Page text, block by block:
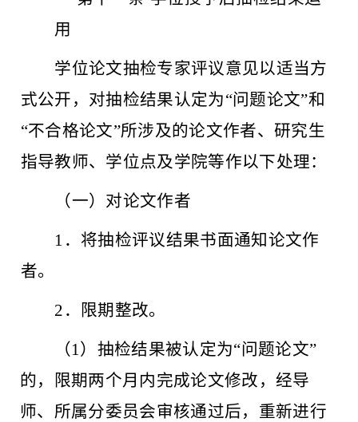
用
学位论文抽检专家评议意见以适当方
式公开，对抽检结果认定为“问题论文”和
“不合格论文”所涉及的论文作者、研究生
指导教师、学位点及学院等作以下处理：
（一）对论文作者
1．将抽检评议结果书面通知论文作
者。
2．限期整改。
（ 1）抽检结果被认定为“问题论文”
的，限期两个月内完成论文修改，经导
师、所属分委员会审核通过后，重新进行